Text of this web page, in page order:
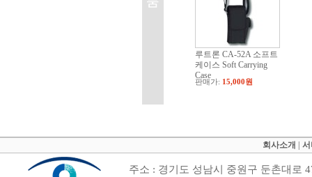
루트론 CA-52A 소프트
케이스 Soft Carrying
Case
판매가: 15,000원
회사소개
주소 : 경기도 성남시 중원구 둔촌대로